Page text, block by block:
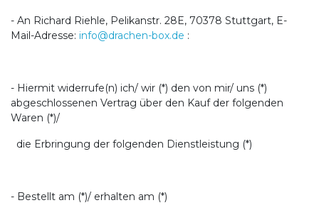
- An Richard Riehle, Pelikanstr. 28E, 70378 Stuttgart, E-
Mail-Adresse: info@drachen-box.de :
- Hiermit widerrufe(n) ich/ wir (*) den von mir/ uns (*)
abgeschlossenen Vertrag über den Kauf der folgenden
Waren (*)/
die Erbringung der folgenden Dienstleistung (*)
- Bestellt am (*)/ erhalten am (*)